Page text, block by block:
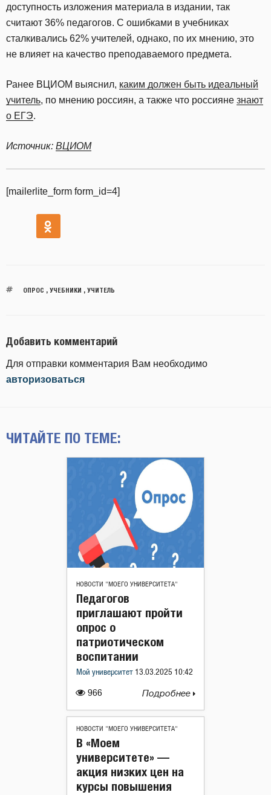
доступность изложения материала в издании, так
считают 36% педагогов. С ошибками в учебниках
сталкивались 62% учителей, однако, по их мнению, это
не влияет на качество преподаваемого предмета.
Ранее ВЦИОМ выяснил, каким должен быть идеальный
учитель, по мнению россиян, а также что россияне знают
о ЕГЭ.
Источник: ВЦИОМ
[mailerlite_form form_id=4]
ОПРОС , УЧЕБНИКИ , УЧИТЕЛЬ
Добавить комментарий
Для отправки комментария Вам необходимо
авторизоваться
ЧИТАЙТЕ ПО ТЕМЕ:
НОВОСТИ "МОЕГО УНИВЕРСИТЕТА"
966
Педагогов
приглашают пройти
опрос о
патриотическом
воспитании
Мой университет 13.03.2025 10:42
Подробнее
НОВОСТИ "МОЕГО УНИВЕРСИТЕТА"
В «Моем
университете» —
акция низких цен на
курсы повышения